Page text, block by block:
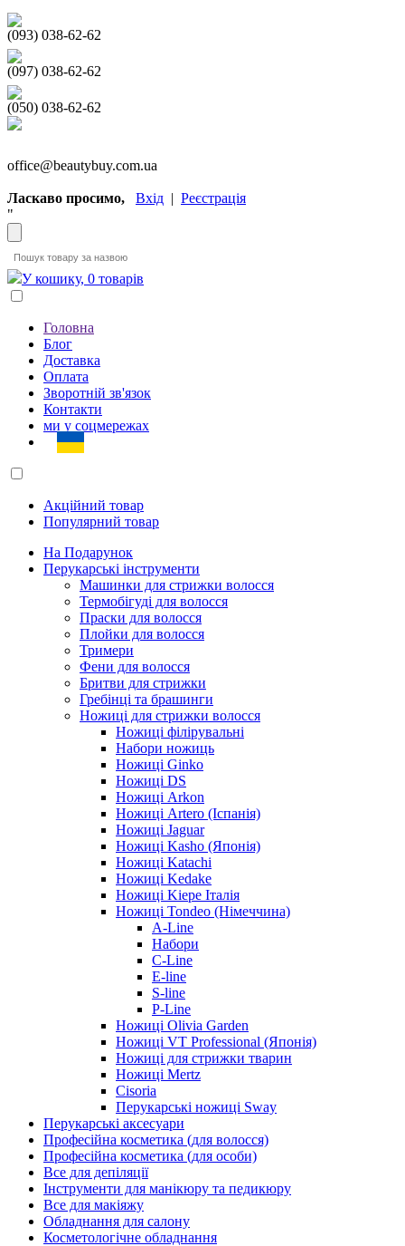
(093) 038-62-62
(097) 038-62-62
(050) 038-62-62
office@beautybuy.com.ua
Ласкаво просимо, Вхід | Реєстрація
"
У кошику, 0 товарів
Головна
Блог
Доставка
Оплата
Зворотній зв'язок
Контакти
ми у соцмережах
Акційний товар
Популярний товар
На Подарунок
Перукарські інструменти
Машинки для стрижки волосся
Термобігуді для волосся
Праски для волосся
Плойки для волосся
Тримери
Фени для волосся
Бритви для стрижки
Гребінці та брашинги
Ножиці для стрижки волосся
Ножиці філірувальні
Набори ножиць
Ножиці Ginko
Ножиці DS
Ножиці Arkon
Ножиці Artero (Іспанія)
Ножиці Jaguar
Ножиці Kasho (Японія)
Ножиці Katachi
Ножиці Kedake
Ножиці Kiepe Італія
Ножиці Tondeo (Німеччина)
A-Line
Набори
C-Line
E-line
S-line
P-Line
Ножиці Olivia Garden
Ножиці VT Professional (Японія)
Ножиці для стрижки тварин
Ножиці Mertz
Cisoria
Перукарські ножиці Sway
Перукарські аксесуари
Професійна косметика (для волосся)
Професійна косметика (для особи)
Все для депіляції
Інструменти для манікюру та педикюру
Все для макіяжу
Обладнання для салону
Косметологічне обладнання